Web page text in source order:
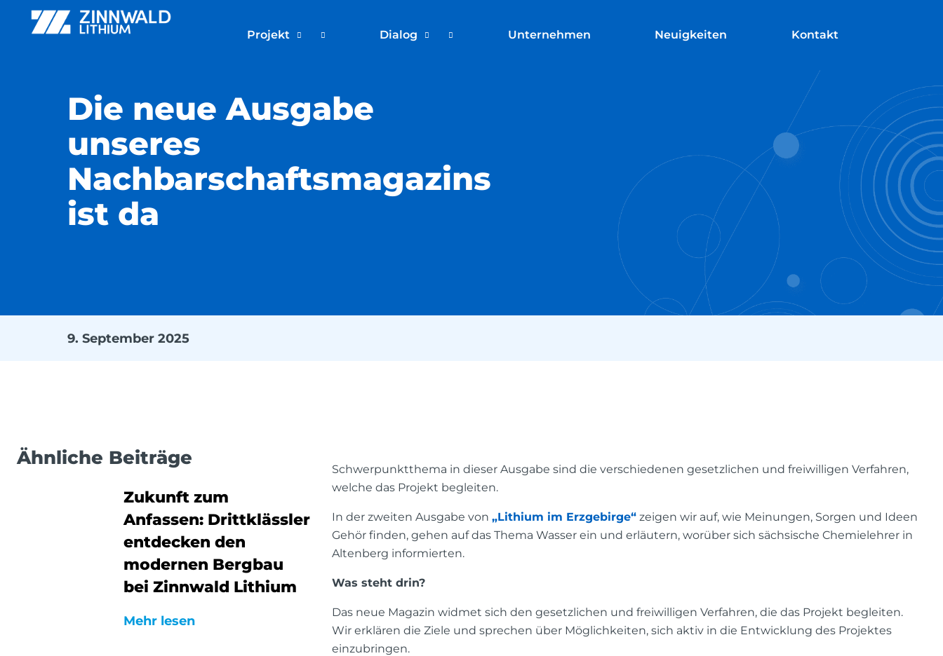
Projekt Dialog Unternehmen Neuigkeiten Kontakt
Die neue Ausgabe
unseres
Nachbarschaftsmagazins
ist da
9. September 2025
Ähnliche Beiträge
Zukunft zum
Anfassen: Drittklässler
entdecken den
modernen Bergbau
bei Zinnwald Lithium
Mehr lesen
Schwerpunktthema in dieser Ausgabe sind die verschiedenen gesetzlichen und freiwilligen Verfahren,
welche das Projekt begleiten.
In der zweiten Ausgabe von „Lithium im Erzgebirge“zeigen wir auf, wie Meinungen, Sorgen und Ideen
Gehör finden, gehen auf das Thema Wasser ein und erläutern, worüber sich sächsische Chemielehrer in
Altenberg informierten.
Was steht drin?
Das neue Magazin widmet sich den gesetzlichen und freiwilligen Verfahren, die das Projekt begleiten.
Wir erklären die Ziele und sprechen über Möglichkeiten, sich aktiv in die Entwicklung des Projektes
einzubringen.